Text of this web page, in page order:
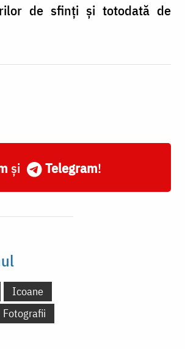
de sfinți și totodată de
și Telegram!
Icoane
Fotografii